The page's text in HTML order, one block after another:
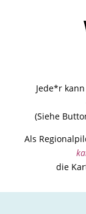
Jede*r
(Siehe
Als
die